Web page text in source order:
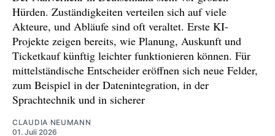
hat-keine-ausreden-mehr/100170953.html
Hürden. Zuständigkeiten verteilen sich auf viele
Akteure, und Abläufe sind oft veraltet. Erste KI-
Projekte zeigen bereits, wie Planung, Auskunft und
Ticketkauf künftig leichter funktionieren können. Für
mittelständische Entscheider eröffnen sich neue Felder,
zum Beispiel in der Datenintegration, in der
Sprachtechnik und in sicherer
CLAUDIA NEUMANN
01. Juli 2026